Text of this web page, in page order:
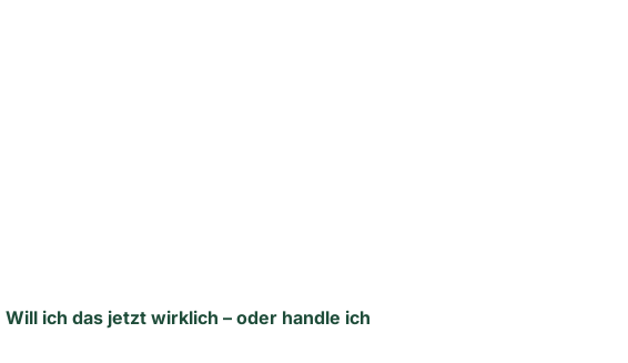
Will ich das jetzt wirklich – oder handle ich